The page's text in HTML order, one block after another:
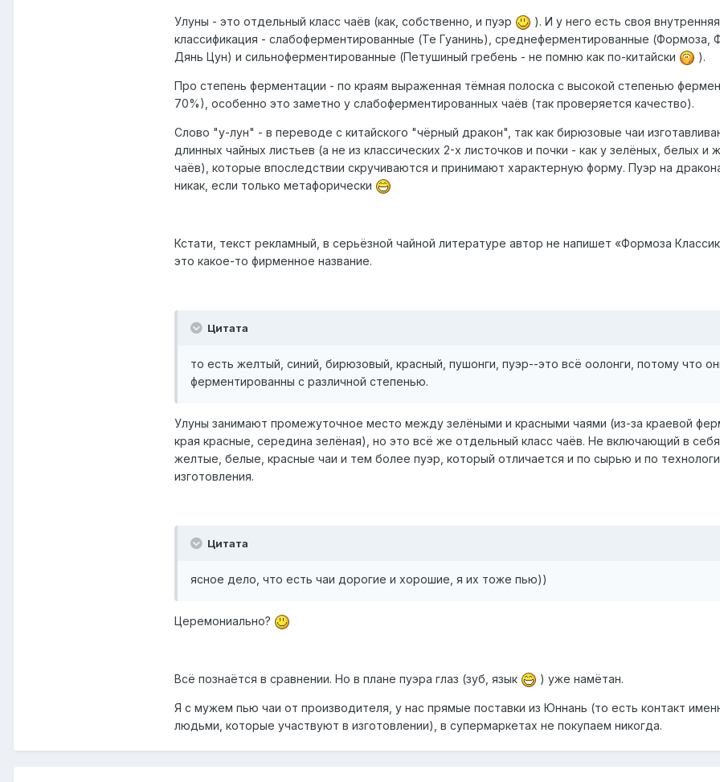
Улуны - это отдельный класс чаёв (как, собственно, и пуэр
). И у него есть своя внутренняя
классификация - слабоферментированные (Те Гуанинь), среднеферментированные (Формоза,
Дянь Цун) и сильноферментированные (Петушиный гребень - не помню как по-китайски
).
Про степень ферментации - по краям выраженная тёмная полоска с высокой степенью
70%), особенно это заметно у слабоферментированных чаёв (так проверяется качество).
Слово "у-лун" - в переводе с китайского "чёрный дракон", так как бирюзовые чаи
длинных чайных листьев (а не из классических 2-х листочков и почки - как у зелёных, белых и
чаёв), которые впоследствии скручиваются и принимают характерную форму. Пуэр на
никак, если только метафорически
Кстати, текст рекламный, в серьёзной чайной литературе автор не напишет «Формоза
это какое-то фирменное название.
Цитата
то есть желтый, синий, бирюзовый, красный, пушонги, пуэр--это всё оолонги, потому что
ферментированны с различной степенью.
Улуны занимают промежуточное место между зелёными и красными чаями (из-за краевой
края красные, середина зелёная), но это всё же отдельный класс чаёв. Не включающий в себя
желтые, белые, красные чаи и тем более пуэр, который отличается и по сырью и по
изготовления.
Цитата
ясное дело, что есть чаи дорогие и хорошие, я их тоже пью))
Церемониально?
Всё познаётся в сравнении. Но в плане пуэра глаз (зуб, язык ) уже намётан.
Я с мужем пью чаи от производителя, у нас прямые поставки из Юннань (то есть контакт
людьми, которые участвуют в изготовлении), в супермаркетах не покупаем никогда.